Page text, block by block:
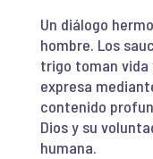
Un diálogo
hombre. Los
trigo toman vida
expresa
contenido
Dios y su
humana.